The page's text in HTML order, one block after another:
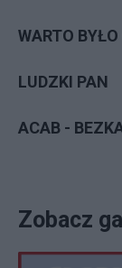
WARTO
LUDZKI PAN
ACAB -
Zobacz